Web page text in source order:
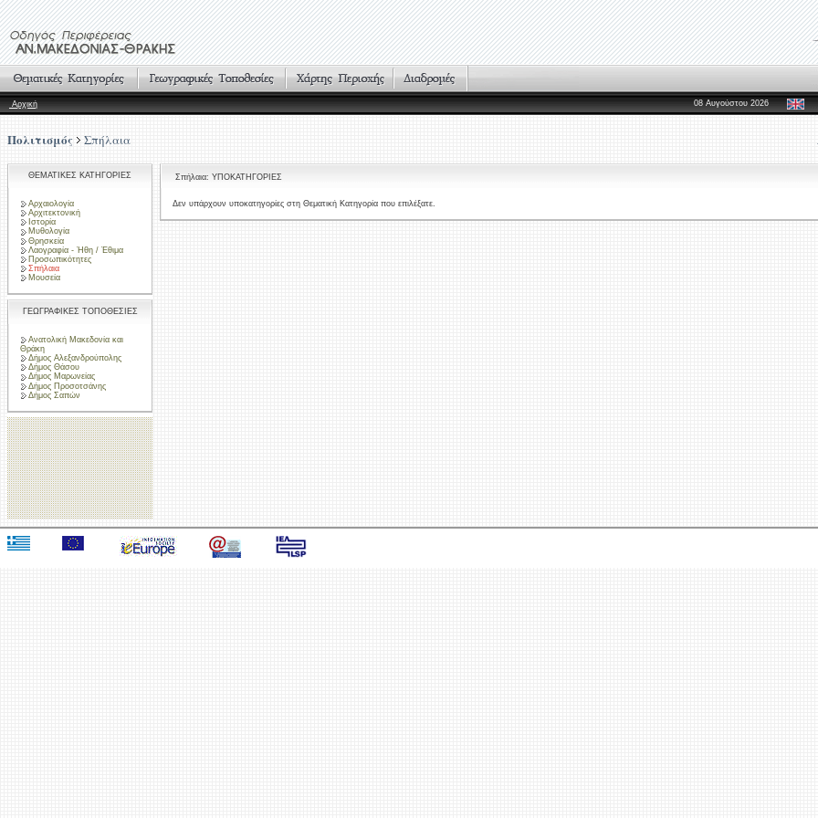
Αρχική 08 Αυγούστου 2026
Πολιτισμός Σπήλαια
ΘΕΜΑΤΙΚΕΣ ΚΑΤΗΓΟΡΙΕΣ
Αρχαιολογία
Αρχιτεκτονική
Ιστορία
Μυθολογία
Θρησκεία
Λαογραφία - Ήθη / Έθιμα
Προσωπικότητες
Σπήλαια
Μουσεία
ΓΕΩΓΡΑΦΙΚΕΣ ΤΟΠΟΘΕΣΙΕΣ
Ανατολική Μακεδονία και
Θράκη
Δήμος Αλεξανδρούπολης
Δήμος Θάσου
Δήμος Μαρωνείας
Δήμος Προσοτσάνης
Δήμος Σαπών
Σπήλαια: ΥΠΟΚΑΤΗΓΟΡΙΕΣ
Δεν υπάρχουν υποκατηγορίες στη Θεματική Κατηγορία που επιλέξατε.